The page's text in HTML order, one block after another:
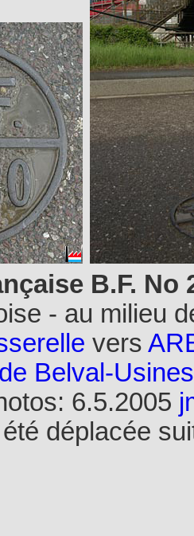
B.F. No
- au milieu
vers
Belval-
6.5.2005
déplacée